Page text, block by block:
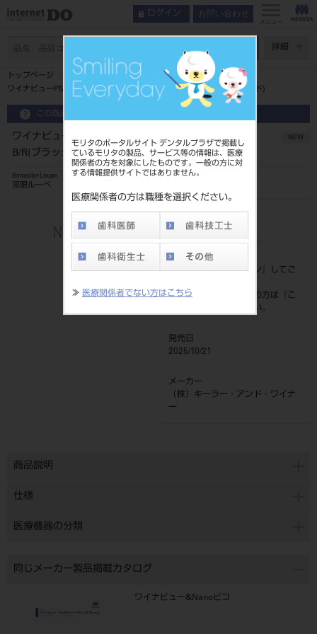
モリタのポータルサイト デンタルプラザで掲載し
ているモリタの製品、サービス等の情報は、医療
関係者の方を対象にしたものです。一般の方に対
する情報提供サイトではありません。
医療関係者の方は職種を選択ください。
≫ 医療関係者でない方はこちら
ログイン お問い合わせ
メニュー
詳細
トップページ
ワイナビューPMフレームTTL･PMルーペセット7.2倍B/R(ブラック/レッド)
この商品に関するお問い合わせ
ワイナビューPMフレームTTL･PMルーペセット7.2倍
B/R(ブラック/レッド)
NEW
Binocular Loupe
双眼ルーペ
品目コード
206720679B/R
標準価格
価格の確認は『ログイン
』してご
ネット会員登録がまだの方は『
こ
』より登録ください。
発売日
2025/10/21
メーカー
（株）キーラー・アンド・ワイナ
ー
商品説明
仕様
医療機器の分類
同じメーカー製品掲載カタログ
ワイナビュー&Nanoピコ